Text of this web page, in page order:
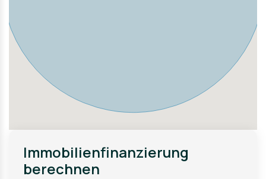
Immobilienfinanzierung
berechnen